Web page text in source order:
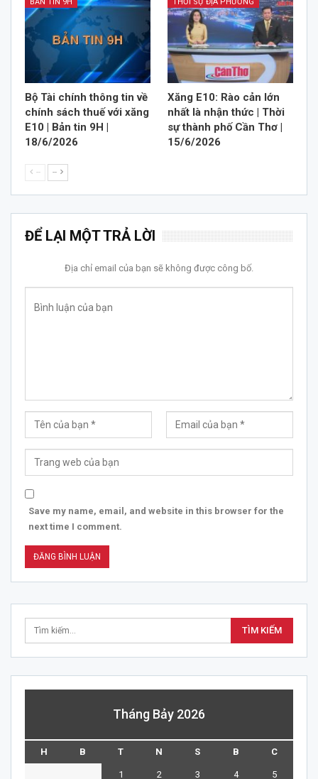
Bộ Tài chính thông tin về
chính sách thuế với xăng
E10 | Bản tin 9H |
18/6/2026
Xăng E10: Rào cản lớn
nhất là nhận thức | Thời
sự thành phố Cần Thơ |
15/6/2026
-- --
ĐỂ LẠI MỘT TRẢ LỜI
Địa chỉ email của bạn sẽ không được công bố.
Save my name, email, and website in this browser for the
next time I comment.
Tháng Bảy 2026
H B T N S B C
1 2 3 4 5